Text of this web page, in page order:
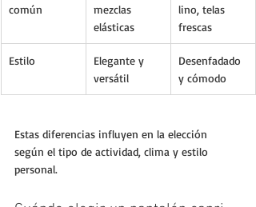
común
mezclas
elásticas
lino, telas
frescas
Estilo
Elegante y
versátil
Desenfadado
y cómodo
Estas diferencias influyen en la elección
según el tipo de actividad, clima y estilo
personal.